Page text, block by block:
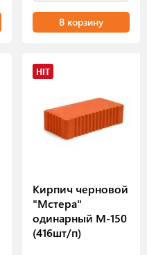
В корзину
HIT
Кирпич черновой
"Мстера"
одинарный М-150
(416шт/п)